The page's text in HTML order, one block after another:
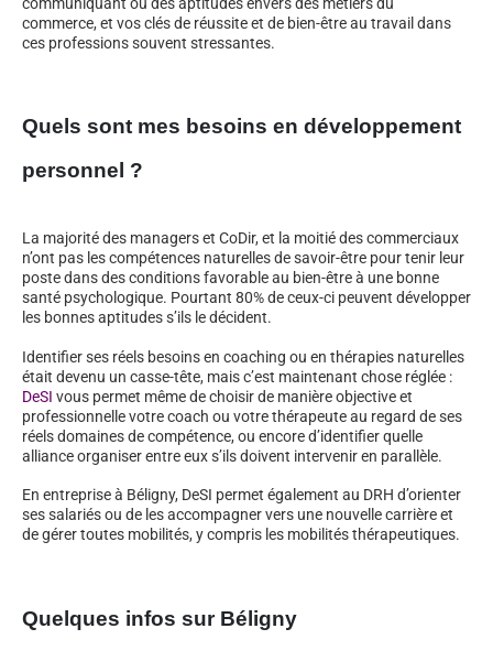
commerce, et vos clés de réussite et de bien-être au travail dans
ces professions souvent stressantes.
Quels sont mes besoins en développement
personnel ?
La majorité des managers et CoDir, et la moitié des commerciaux
n’ont pas les compétences naturelles de savoir-être pour tenir leur
poste dans des conditions favorable au bien-être à une bonne
santé psychologique. Pourtant 80% de ceux-ci peuvent développer
les bonnes aptitudes s’ils le décident.
Identifier ses réels besoins en coaching ou en thérapies naturelles
était devenu un casse-tête, mais c’est maintenant chose réglée :
DeSI vous permet même de choisir de manière objective et
professionnelle votre coach ou votre thérapeute au regard de ses
réels domaines de compétence, ou encore d’identifier quelle
alliance organiser entre eux s’ils doivent intervenir en parallèle.
En entreprise à Béligny, DeSI permet également au DRH d’orienter
ses salariés ou de les accompagner vers une nouvelle carrière et
de gérer toutes mobilités, y compris les mobilités thérapeutiques.
Quelques infos sur Béligny